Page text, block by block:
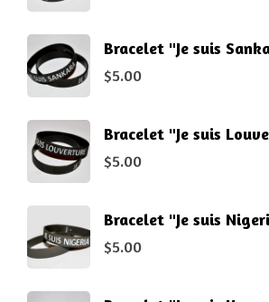
Bracelet "Je suis
$5.00
Bracelet "Je suis
$5.00
Bracelet "Je suis
$5.00